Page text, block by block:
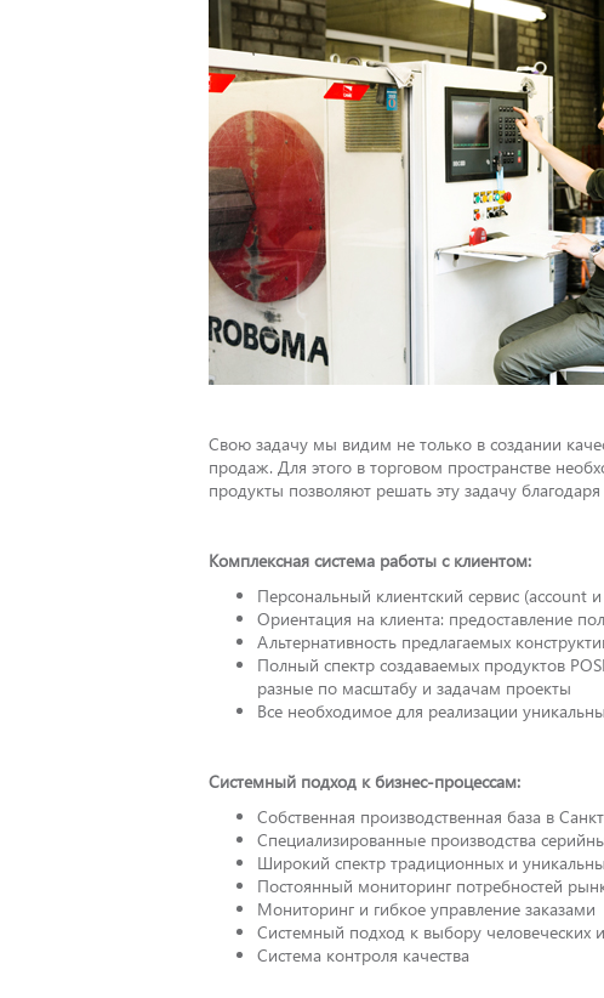
Свою задачу мы видим не только в создании
продаж. Для этого в торговом пространстве
продукты позволяют решать эту задачу
Комплексная система работы с клиентом:
Персональный клиентский сервис (account
Ориентация на клиента: предоставление
Альтернативность предлагаемых
Полный спектр создаваемых продуктов
разные по масштабу и задачам проекты
Все необходимое для реализации
Системный подход к бизнес-процессам:
Собственная производственная база в
Специализированные производства
Широкий спектр традиционных и
Постоянный мониторинг потребностей
Мониторинг и гибкое управление заказами
Системный подход к выбору человеческих
Система контроля качества